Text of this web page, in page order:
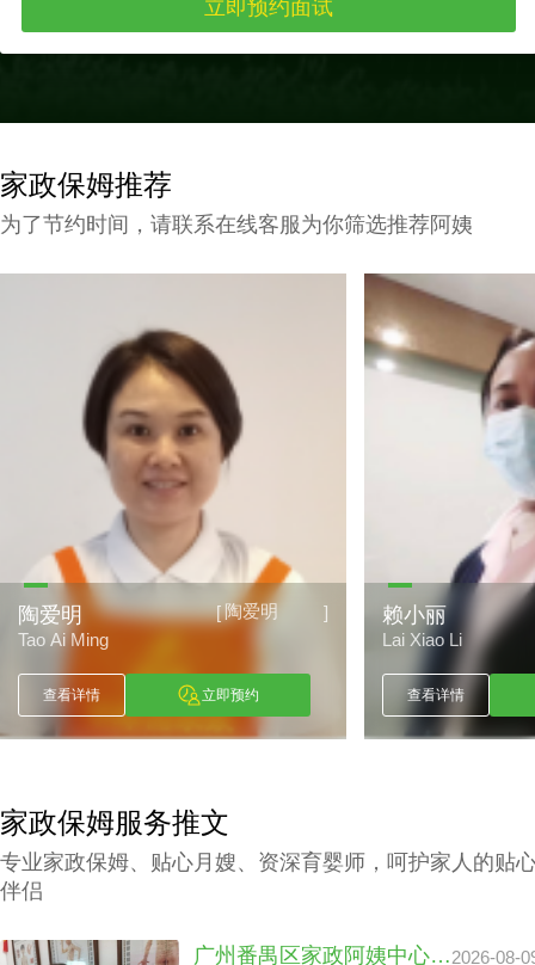
家政保姆推荐
为了节约时间，请联系在线客服为你筛选推荐阿姨
[陶爱明 ]
陶爱明
Tao Ai Ming
查看详情 立即预约
赖小丽
Lai Xiao Li
查看详情
家政保姆服务推文
专业家政保姆、贴心月嫂、资深育婴师，呵护家人的贴
伴侣
广州番禺区家政阿姨中心价钱：品牌声誉与实际服务水平2026-08-